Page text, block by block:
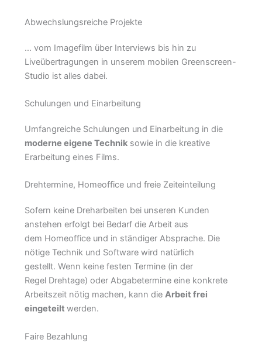
Abwechslungsreiche Projekte
… vom Imagefilm über Interviews bis hin zu
Liveübertragungen in unserem mobilen Greenscreen-
Studio ist alles dabei.
Schulungen und Einarbeitung
Umfangreiche Schulungen und Einarbeitung in die
moderne eigene Techniksowie in die kreative
Erarbeitung eines Films.
Drehtermine, Homeoffice und freie Zeiteinteilung
Sofern keine Dreharbeiten bei unseren Kunden
anstehen erfolgt bei Bedarf die Arbeit aus
dem Homeoffice und in ständiger Absprache. Die
nötige Technik und Software wird natürlich
gestellt. Wenn keine festen Termine (in der
Regel Drehtage) oder Abgabetermine eine konkrete
Arbeitszeit nötig machen, kann die Arbeit frei
eingeteilt werden.
Faire Bezahlung